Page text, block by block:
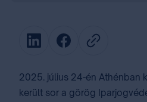
2025. július 24-én Athénban
került sor a görög